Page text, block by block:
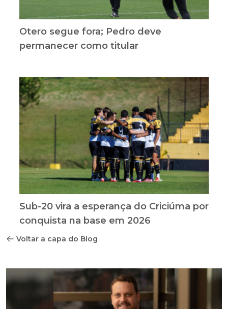
Otero segue fora; Pedro deve
permanecer como titular
Sub-20 vira a esperança do Criciúma por
conquista na base em 2026
Voltar a capa do Blog